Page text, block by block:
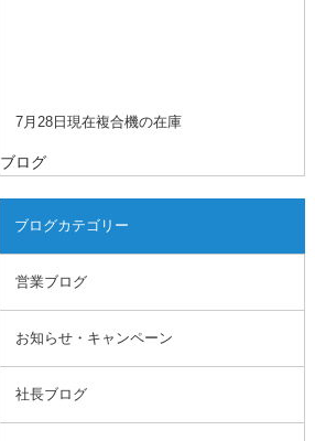
7月28日現在複合機の在庫
ブログ
ブログカテゴリー
営業ブログ
お知らせ・キャンペーン
社長ブログ